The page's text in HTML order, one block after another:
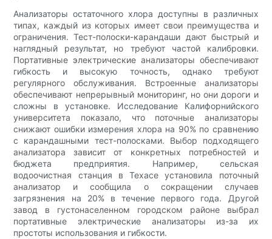
Анализаторы остаточного хлора доступны в различных
типах, каждый из которых имеет свои преимущества и
ограничения. Тест-полоски-карандаши дают быстрый и
наглядный результат, но требуют частой калибровки.
Портативные электрические анализаторы обеспечивают
гибкость и высокую точность, однако требуют
регулярного обслуживания. Встроенные анализаторы
обеспечивают непрерывный мониторинг, но они дороги и
сложны в установке. Исследование Калифорнийского
университета показало, что поточные анализаторы
снижают ошибки измерения хлора на 90% по сравнению
с карандашными тест-полосками. Выбор подходящего
анализатора зависит от конкретных потребностей и
бюджета предприятия. Например, сельская
водоочистная станция в Техасе установила поточный
анализатор и сообщила о сокращении случаев
загрязнения на 20% в течение первого года. Другой
завод в густонаселенном городском районе выбрал
портативные электрические анализаторы из-за их
простоты использования и гибкости.